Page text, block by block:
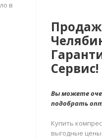
в
Сервис!
Вы можете
подобрать
Купить
выгодные